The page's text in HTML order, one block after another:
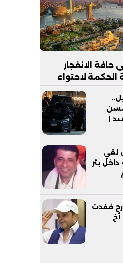
حافة الانفجار
لاحتواء
مسن
|
لقي
بئر
فقدت
أخ